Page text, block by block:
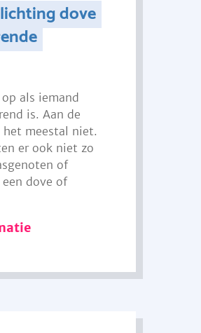
dove
als iemand
is. Aan de
meestal niet.
er ook niet zo
of
een dove of